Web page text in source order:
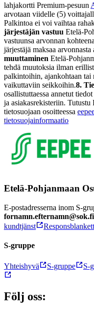
lahjakortti Premium-pesuun
arvotaan viidelle (5)
Palkintoa ei voi vaihtaa
järjestäjän vastuu Etelä-
vastuunsa arvonnan
järjestäjä maksaa
muuttaminen Etelä-
tehdä muutoksia ilman
palkintoihin, ajankohtaan tai
vaikuttaviin seikkoihin.8.
osallistuttaessa annetut
ja asiakasrekisteriin. Tutustu
tietosuojaan osoitteessa
tietosuojainformaatio
Etelä-Pohjanmaan
E-postadresserna inom S-
fornamn.efternamn@sok.fi
kundtjänst
Responsblankett
S-gruppe
Yhteishyvä S-gruppe S-
Följ oss: